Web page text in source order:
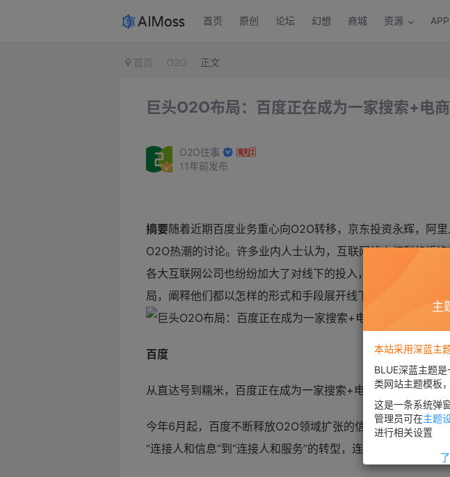
首页 原创 论坛 幻想 商城 资源 APP
首页 O2O 正文
巨头O2O布局：百度正在成为一家搜索+电
O2O往事
11年前发布
摘要随着近期百度业务重心向O2O转移，京东投资永辉，阿
O2O热潮的讨论。许多业内人士认为，互联网线上红利趋近饱
各大互联网公司也纷纷加大了对线下的投入，以拓展资源。
局，阐释他们都以怎样的形式和手段展开线下市场。
百度
从直达号到糯米，百度正在成为一家搜索+电商的公司。
今年6月起，百度不断释放O2O领域扩张的信号，李彦宏也在
“连接人和信息”到“连接人和服务”的转型，连接3600行，做
主
本站采用深蓝主
BLUE深蓝主题
类网站主题模板
这是一条系统弹
管理员可在主题
进行相关设置